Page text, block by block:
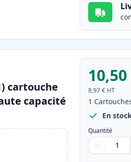
cartouche
capacité
10,50
8,97 € HT
1
En
Quantité
Quantité
Utilisez les
−
Quantité